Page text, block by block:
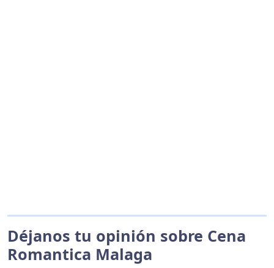
Déjanos tu opinión sobre Cena
Romantica Malaga